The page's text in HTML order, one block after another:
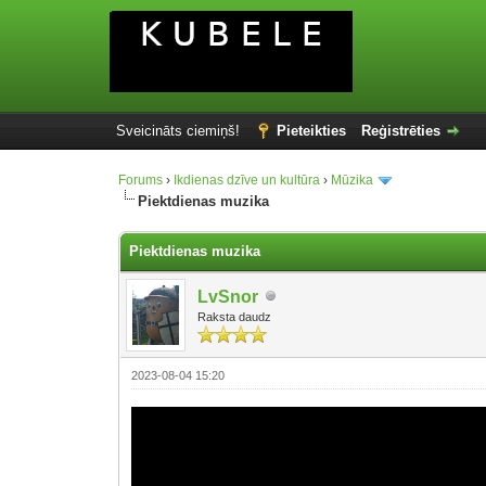
Sveicināts ciemiņš! Pieteikties Reģistrēties
Forums › Ikdienas dzīve un kultūra › Mūzika
Piektdienas muzika
Piektdienas muzika
LvSnor
Raksta daudz
2023-08-04 15:20